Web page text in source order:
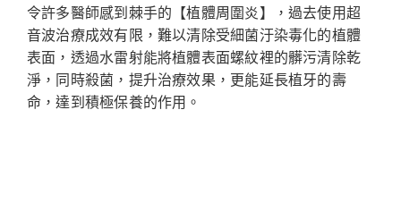
令許多醫師感到棘手的【植體周圍炎】，過去使用超
音波治療成效有限，難以清除受細菌汙染毒化的植體
表面，透過水雷射能將植體表面螺紋裡的髒污清除乾
淨，同時殺菌，提升治療效果，更能延長植牙的壽
命，達到積極保養的作用。